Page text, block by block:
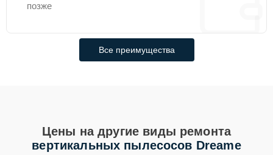
позже
Все преимущества
Цены на другие виды ремонта
вертикальных пылесосов Dreame